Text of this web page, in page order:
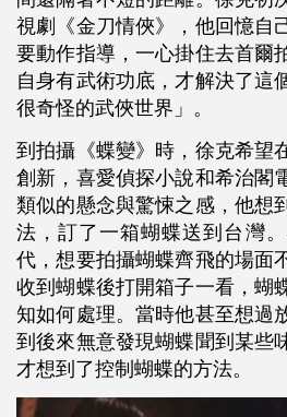
視劇《金刀情俠》，他回憶自
要動作指導，一心掛住去首爾
自身有武術功底，才解決了這
很奇怪的武俠世界」。
到拍攝《蝶變》時，徐克希望
創新，喜愛偵探小說和希治閣
類似的懸念與驚悚之感，他想
法，訂了一箱蝴蝶送到台灣
代，想要拍攝蝴蝶齊飛的場面
收到蝴蝶後打開箱子一看，蝴
知如何處理。當時他甚至想過
到後來無意發現蝴蝶聞到某些
才想到了控制蝴蝶的方法。